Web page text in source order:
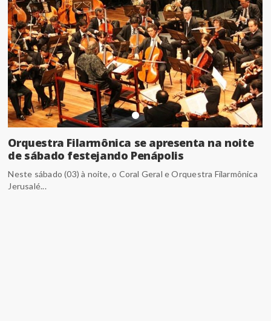
Orquestra Filarmônica se apresenta na noite
de sábado festejando Penápolis
Neste sábado (03) à noite, o Coral Geral e Orquestra Filarmônica
Jerusalé...